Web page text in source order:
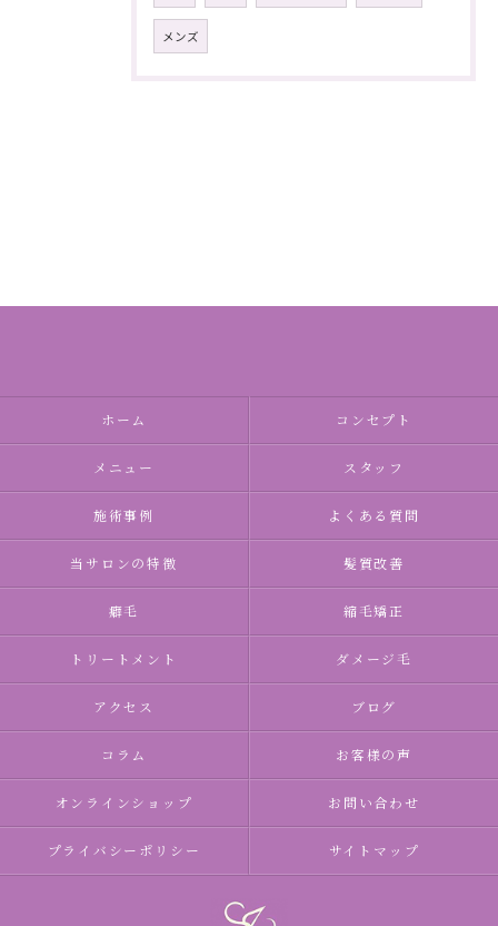
メンズ
ホーム コンセプト
メニュー スタッフ
施術事例 よくある質問
当サロンの特徴 髪質改善
癖毛 縮毛矯正
トリートメント ダメージ毛
アクセス ブログ
コラム お客様の声
オンラインショップ お問い合わせ
プライバシーポリシー サイトマップ